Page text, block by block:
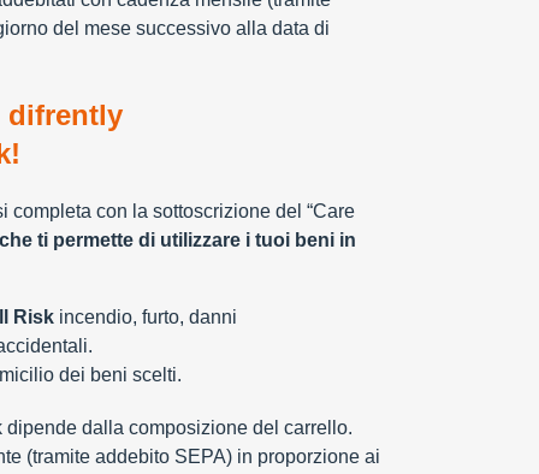
del mese successivo alla data di
difrently
completa con la sottoscrizione del “Care
ti permette di utilizzare i tuoi beni in
Riskincendio, furto, danni
dei beni scelti.
dipende dalla composizione del carrello.
(tramite addebito SEPA) in proporzione ai